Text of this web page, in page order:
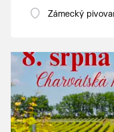
Zámecký